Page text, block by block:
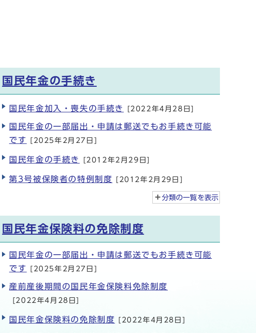
国民年金の手続き
国民年金加入・喪失の手続き [2022年4月28日]
国民年金の一部届出・申請は郵送でもお手続き可能
です
[2025年2月27日]
国民年金の手続き [2012年2月29日]
第3号被保険者の特例制度 [2012年2月29日]
分類の一覧を表示
国民年金保険料の免除制度
国民年金の一部届出・申請は郵送でもお手続き可能
です
[2025年2月27日]
産前産後期間の国民年金保険料免除制度
[2022年4月28日]
国民年金保険料の免除制度 [2022年4月28日]